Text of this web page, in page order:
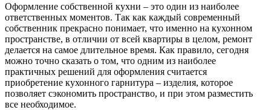
Оформление собственной кухни – это один из наиболее
ответственных моментов. Так как каждый современный
собственник прекрасно понимает, что именно на кухонном
пространстве, в отличии от всей квартиры в целом, ремонт
делается на самое длительное время. Как правило, сегодня
можно точно сказать о том, что одним из наиболее
практичных решений для оформления считается
приобретение кухонного гарнитура – изделия, которое
позволяет сэкономить пространство, и при этом разместить
все необходимое.